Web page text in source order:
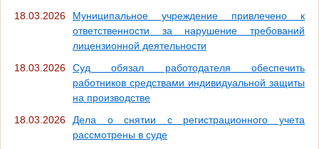
18.03.2026
Муниципальное учреждение привлечено к
ответственности за нарушение требований
лицензионной деятельности
18.03.2026
Суд обязал работодателя обеспечить
работников средствами индивидуальной защиты
на производстве
18.03.2026
Дела о снятии с регистрационного учета
рассмотрены в суде